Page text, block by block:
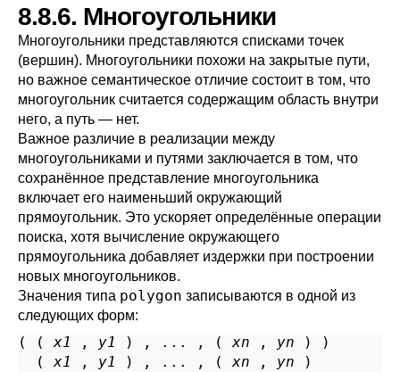
8.8.6. Многоугольники
Многоугольники представляются списками точек
(вершин). Многоугольники похожи на закрытые пути,
но важное семантическое отличие состоит в том, что
многоугольник считается содержащим область внутри
него, а путь — нет.
Важное различие в реализации между
многоугольниками и путями заключается в том, что
сохранённое представление многоугольника
включает его наименьший окружающий
прямоугольник. Это ускоряет определённые операции
поиска, хотя вычисление окружающего
прямоугольника добавляет издержки при построении
новых многоугольников.
Значения типа polygon записываются в одной из
следующих форм:
( ( x1 , y1 ) , ... , ( xn , yn ) )
  (
x1 , y1 ) , ... , ( xn , yn )